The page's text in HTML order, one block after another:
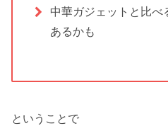
中華ガジェットと比べ
あるかも
ということで